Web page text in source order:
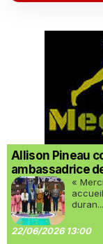
Allison Pineau
ambassadrice
«
duran...
22/06/2026 13:00